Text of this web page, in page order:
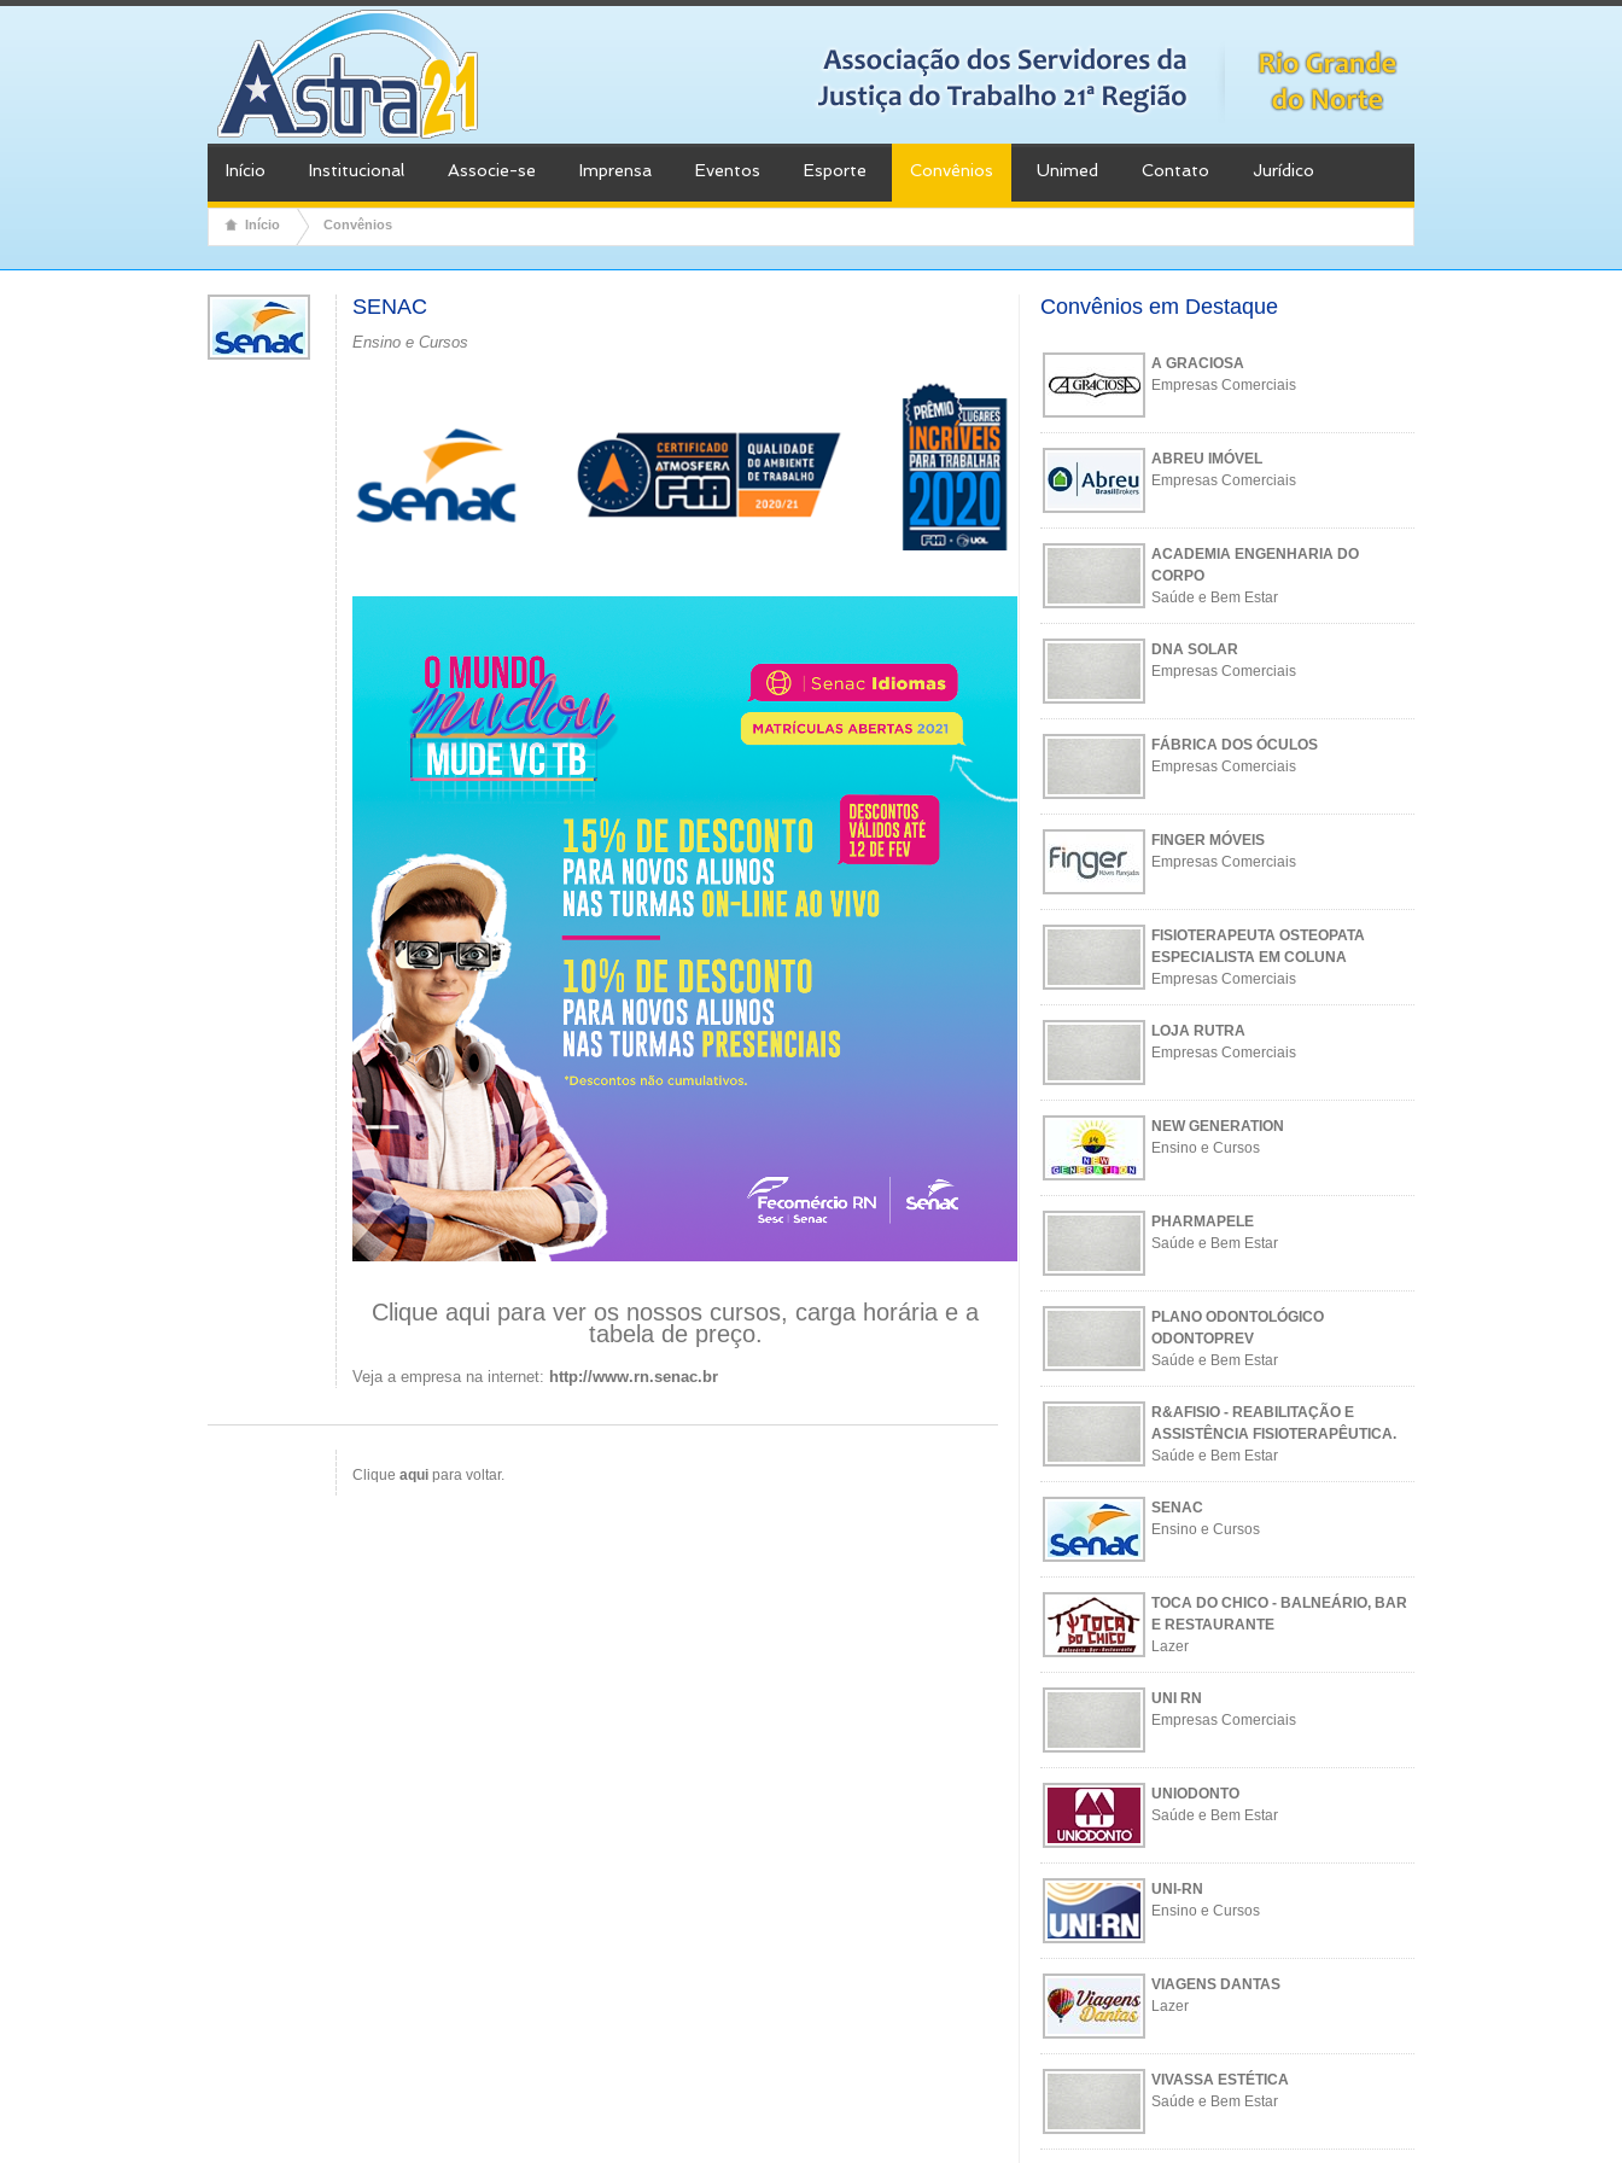
Início Institucional Associe-se Imprensa Eventos Esporte Convênios Unimed Contato Jurídico
Início Convênios
SENAC
Ensino e Cursos
Clique aqui para ver os nossos cursos, carga horária e a
tabela de preço.
Veja a empresa na internet: http://www.rn.senac.br
Clique aqui para voltar.
Convênios em Destaque
A GRACIOSA
Empresas Comerciais
ABREU IMÓVEL
Empresas Comerciais
ACADEMIA ENGENHARIA DO
CORPO
Saúde e Bem Estar
DNA SOLAR
Empresas Comerciais
FÁBRICA DOS ÓCULOS
Empresas Comerciais
FINGER MÓVEIS
Empresas Comerciais
FISIOTERAPEUTA OSTEOPATA
ESPECIALISTA EM COLUNA
Empresas Comerciais
LOJA RUTRA
Empresas Comerciais
NEW GENERATION
Ensino e Cursos
PHARMAPELE
Saúde e Bem Estar
PLANO ODONTOLÓGICO
ODONTOPREV
Saúde e Bem Estar
R&AFISIO - REABILITAÇÃO E
ASSISTÊNCIA FISIOTERAPÊUTICA.
Saúde e Bem Estar
SENAC
Ensino e Cursos
TOCA DO CHICO - BALNEÁRIO, BAR
E RESTAURANTE
Lazer
UNI RN
Empresas Comerciais
UNIODONTO
Saúde e Bem Estar
UNI-RN
Ensino e Cursos
VIAGENS DANTAS
Lazer
VIVASSA ESTÉTICA
Saúde e Bem Estar